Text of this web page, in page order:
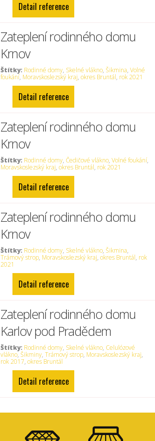
Detail reference
Zateplení rodinného domu
Krnov
Štítky: Rodinné domy, Skelné vlákno,Šikmina,Volné
foukání, Moravskoslezský kraj,okres Bruntál, rok 2021
Detail reference
Zateplení rodinného domu
Krnov
Štítky: Rodinné domy,Čedičové vlákno,Volné foukání,
Moravskoslezský kraj,okres Bruntál, rok 2021
Detail reference
Zateplení rodinného domu
Krnov
Štítky: Rodinné domy, Skelné vlákno,Šikmina,
Trámový strop, Moravskoslezský kraj,okres Bruntál, rok
2021
Detail reference
Zateplení rodinného domu
Karlov pod Pradědem
Štítky: Rodinné domy, Skelné vlákno, Celulózové
vlákno,Šikminy,Trámový strop, Moravskoslezský kraj,
rok 2017,okres Bruntál
Detail reference